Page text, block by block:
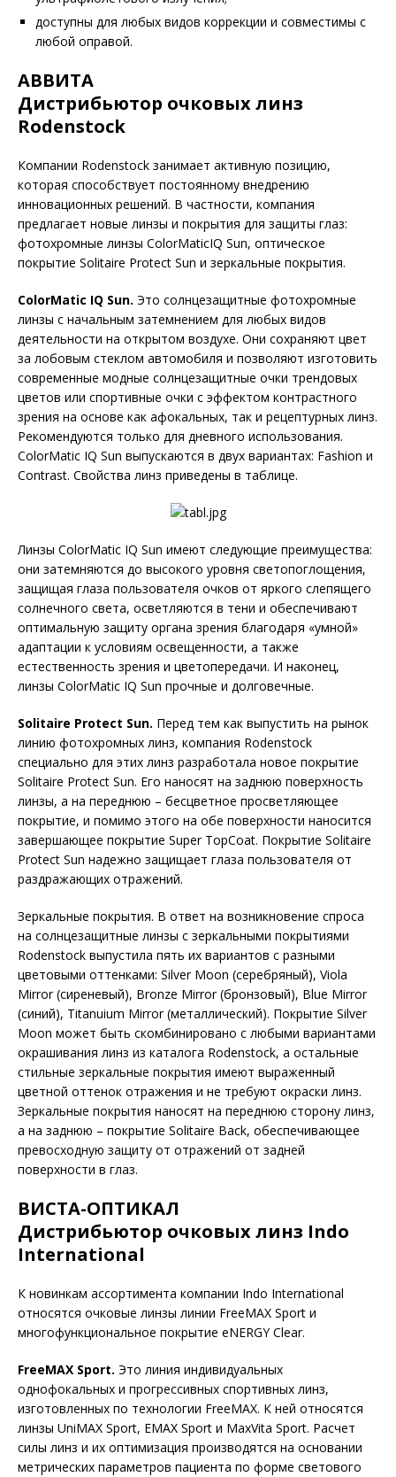
доступны для любых видов коррекции и совместимы с
любой оправой.
АВВИТА
Дистрибьютор очковых линз
Rodenstock
Компании Rodenstock занимает активную позицию,
которая способствует постоянному внедрению
инновационных решений. В частности, компания
предлагает новые линзы и покрытия для защиты глаз:
фотохромные линзы ColorMaticIQ Sun, оптическое
покрытие Solitaire Protect Sun и зеркальные покрытия.
ColorMatic IQ Sun. Это солнцезащитные фотохромные
линзы с начальным затемнением для любых видов
деятельности на открытом воздухе. Они сохраняют цвет
за лобовым стеклом автомобиля и позволяют изготовить
современные модные солнцезащитные очки трендовых
цветов или спортивные очки с эффектом контрастного
зрения на основе как афокальных, так и рецептурных линз.
Рекомендуются только для дневного использования.
ColorMatic IQ Sun выпускаются в двух вариантах: Fashion и
Contrast. Свойства линз приведены в таблице.
Линзы ColorMatic IQ Sun имеют следующие преимущества:
они затемняются до высокого уровня светопоглощения,
защищая глаза пользователя очков от яркого слепящего
солнечного света, осветляются в тени и обеспечивают
оптимальную защиту органа зрения благодаря «умной»
адаптации к условиям освещенности, а также
естественность зрения и цветопередачи. И наконец,
линзы ColorMatic IQ Sun прочные и долговечные.
Solitaire Protect Sun. Перед тем как выпустить на рынок
линию фотохромных линз, компания Rodenstock
специально для этих линз разработала новое покрытие
Solitaire Protect Sun. Его наносят на заднюю поверхность
линзы, а на переднюю – бесцветное просветляющее
покрытие, и помимо этого на обе поверхности наносится
завершающее покрытие Super TopCoat. Покрытие Solitaire
Protect Sun надежно защищает глаза пользователя от
раздражающих отражений.
Зеркальные покрытия. В ответ на возникновение спроса
на солнцезащитные линзы с зеркальными покрытиями
Rodenstock выпустила пять их вариантов с разными
цветовыми оттенками: Silver Moon (серебряный), Viola
Mirror (сиреневый), Bronze Mirror (бронзовый), Blue Mirror
(синий), Titanuium Mirror (металлический). Покрытие Silver
Moon может быть скомбинировано с любыми вариантами
окрашивания линз из каталога Rodenstock, а остальные
стильные зеркальные покрытия имеют выраженный
цветной оттенок отражения и не требуют окраски линз.
Зеркальные покрытия наносят на переднюю сторону линз,
а на заднюю – покрытие Solitaire Back, обеспечивающее
превосходную защиту от отражений от задней
поверхности в глаз.
ВИСТА-ОПТИКАЛ
Дистрибьютор очковых линз Indo
International
К новинкам ассортимента компании Indo International
относятся очковые линзы линии FreeMAX Sport и
многофункциональное покрытие eNERGY Clear.
FreeMAX Sport. Это линия индивидуальных
однофокальных и прогрессивных спортивных линз,
изготовленных по технологии FreeMAX. К ней относятся
линзы UniMAX Sport, EMAX Sport и MaxVita Sport. Расчет
силы линз и их оптимизация производятся на основании
метрических параметров пациента по форме светового